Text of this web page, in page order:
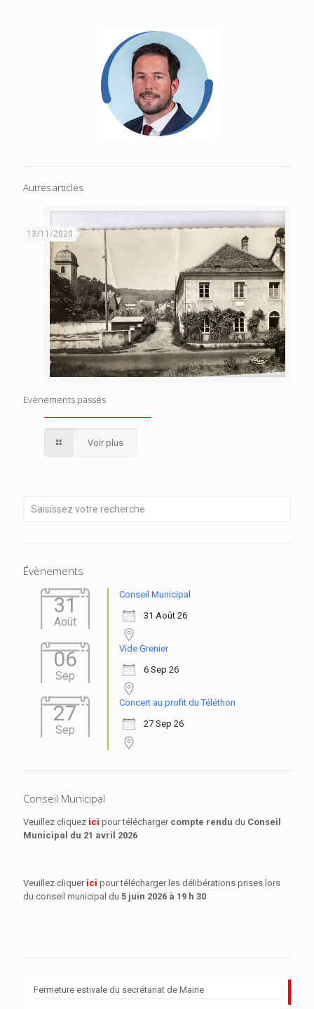
Autres articles
13/11/2020
Evènements passés
Voir plus
Évènements
31
Août
Conseil Municipal
31 Août 26
06
Sep
Vide Grenier
6 Sep 26
27
Sep
Concert au profit du Téléthon
27 Sep 26
Conseil Municipal
Veuillez cliquez ici pour télécharger compte rendu du Conseil
Municipal du 21 avril 2026
Veuillez cliquer ici pour télécharger les délibérations prises lors
du conseil municipal du 5 juin 2026 à 19 h 30
Fermeture estivale du secrétariat de Mairie